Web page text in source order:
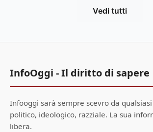
Vedi tutti
InfoOggi - Il diritto di sapere
Infooggi sarà sempre scevro da
politico, ideologico, razziale. La sua
libera.